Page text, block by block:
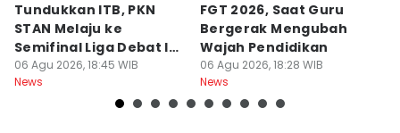
Tundukkan ITB, PKN
STAN Melaju ke
Semifinal Liga Debat IDN
Times 2026
06 Agu 2026, 18:45 WIB
News
FGT 2026, Saat Guru
Bergerak Mengubah
Wajah Pendidikan
06 Agu 2026, 18:28 WIB
News